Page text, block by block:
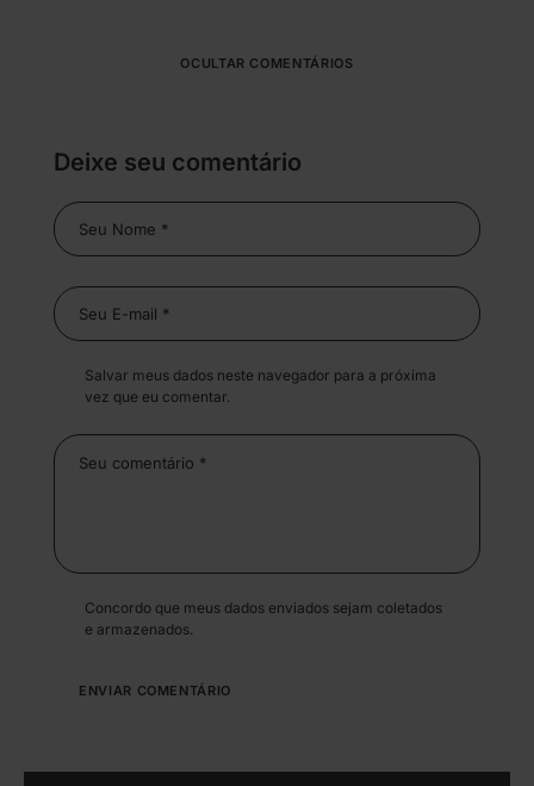
OCULTAR COMENTÁRIOS
Deixe seu comentário
Salvar meus dados neste navegador para a próxima
vez que eu comentar.
Concordo que meus dados enviados sejam coletados
e armazenados.